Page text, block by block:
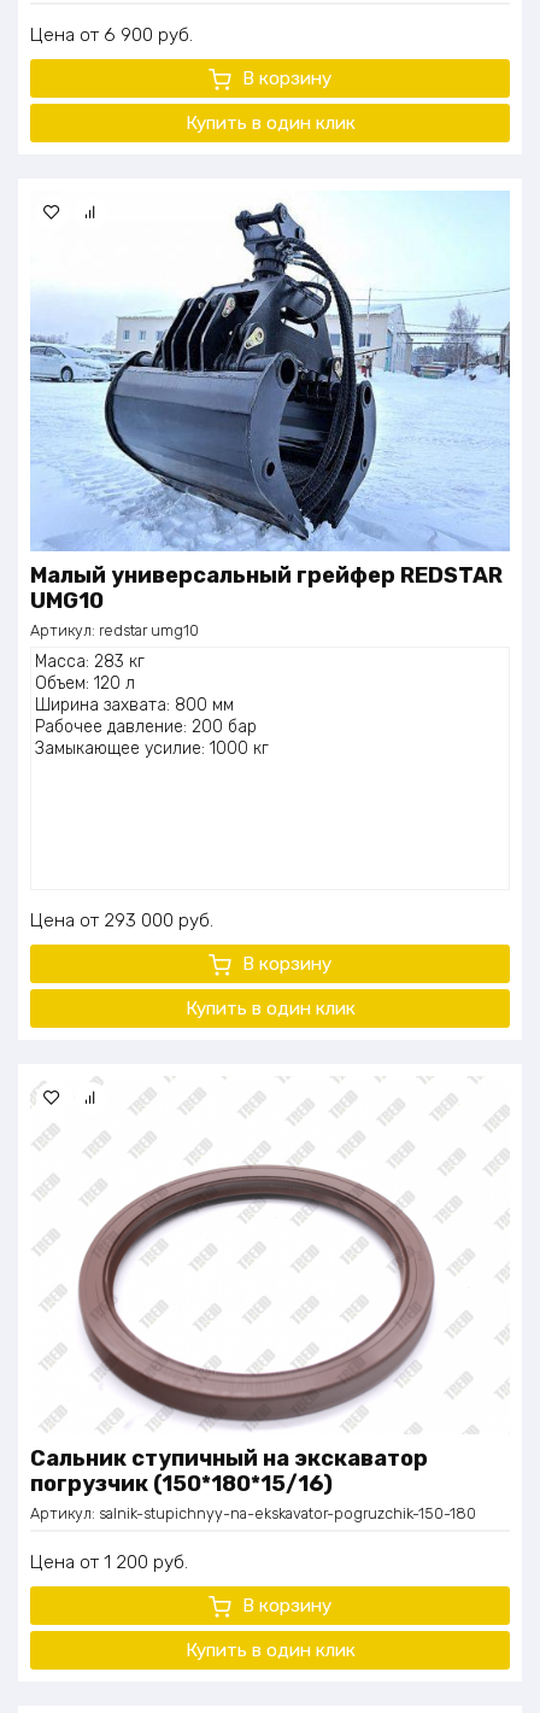
Цена 6 900 руб.
В корзину
Купить в один клик
Малый универсальный грейфер REDSTAR
UMG10
Артикул: redstar umg10
Масса: 283 кг
Объем: 120 л
Ширина захвата: 800 мм
Рабочее давление: 200 бар
Замыкающее усилие: 1000 кг
Цена 293 000 руб.
В корзину
Купить в один клик
Сальник ступичный на экскаватор
погрузчик (150*180*15/16)
Артикул: salnik-stupichnyy-na-ekskavator-pogruzchik-150-180
Цена 1 200 руб.
В корзину
Купить в один клик